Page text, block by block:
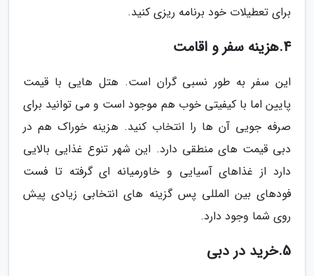
برای تعطیلات خود برنامه ریزی کنید.
4.هزینه سفر و اقامت
این سفر به طور نسبی گران است. هتل هایی با قیمت
پایین اما با کیفیتی خوب هم موجود است و می توانید برای
صرفه جویی آن ها را انتخاب کنید. هزینه خوراک هم در
دبی قیمت های منطقی دارد. این شهر تنوع غذایی بالایی
دارد از غذاهای آسیایی و خاورمیانه ای گرفته تا فست
فودهای بین المللی پس گزینه های انتخابی زیادی پیش
روی شما وجود دارد.
5.خرید در دبی